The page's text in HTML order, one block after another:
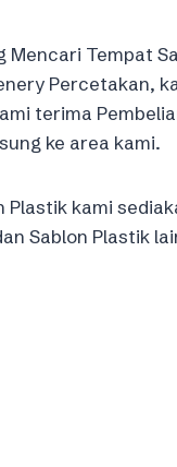
Mencari Tempat
Percetakan,
terima
ke area kami.
Plastik kami
Sablon Plastik